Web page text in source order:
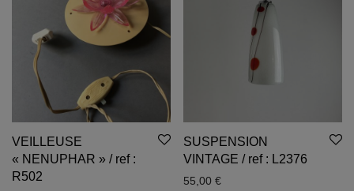
VEILLEUSE
« NENUPHAR » / ref :
R502
SUSPENSION
VINTAGE / ref : L2376
55,00 €